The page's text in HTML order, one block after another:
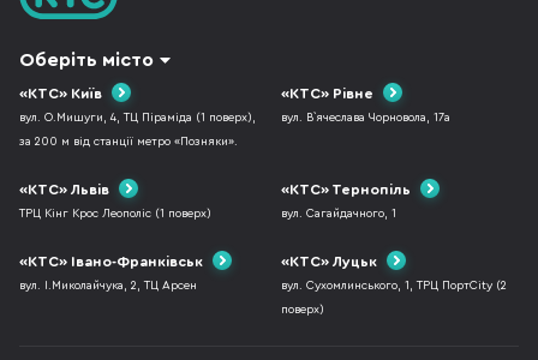
Оберіть місто
«КТС» Київ
вул. О.Мишуги, 4, ТЦ Піраміда (1 поверх),
за 200 м від станції метро «Позняки».
«КТС» Рівне
вул. В`ячеслава Чорновола, 17а
«КТС» Львів
ТРЦ Кінг Крос Леополіс (1 поверх)
«КТС» Тернопіль
вул. Сагайдачного, 1
«КТС» Івано-Франківськ
вул. І.Миколайчука, 2, ТЦ Арсен
«КТС» Луцьк
вул. Сухомлинського, 1, ТРЦ ПортCity (2
поверх)